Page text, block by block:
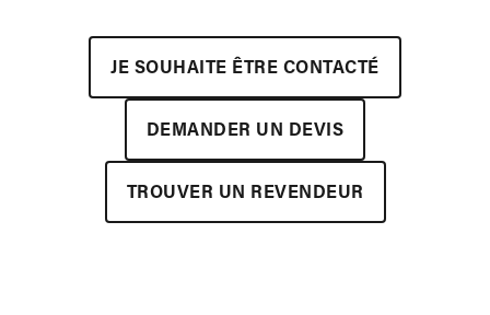
JE SOUHAITE ÊTRE CONTACTÉ
DEMANDER UN DEVIS
TROUVER UN REVENDEUR